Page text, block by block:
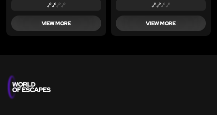
VIEW MORE VIEW MORE